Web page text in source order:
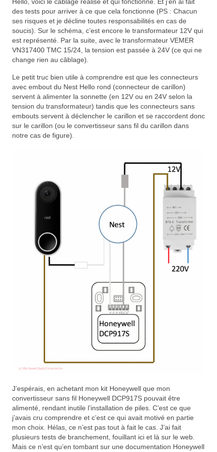
des tests pour arriver à ce que cela fonctionne (PS : Chacun
ses risques et je décline toutes responsabilités en cas de
soucis). Sur le schéma, c’est encore le transformateur 12V qui
est représenté. Par la suite, avec le transformateur VEMER
VN317400 TMC 15/24, la tension est passée à 24V (ce qui ne
change rien au câblage).
Le petit truc bien utile à comprendre est que les connecteurs
avec embout du Nest Hello rond (connecteur de carillon)
servent à alimenter la sonnette (en 12V ou en 24V selon la
tension du transformateur) tandis que les connecteurs sans
embouts servent à déclencher le carillon et se raccordent donc
sur le carillon (ou le convertisseur sans fil du carillon dans
notre cas de figure).
J’espérais, en achetant mon kit Honeywell que mon
convertisseur sans fil Honeywell DCP917S pouvait être
alimenté, rendant inutile l’installation de piles. C’est ce que
j’avais cru comprendre et c’est ce qui avait motivé en partie
mon choix. Hélas, ce n’est pas tout à fait le cas. J’ai fait
plusieurs tests de branchement, fouillant ici et là sur le web.
Mais ce n’est qu’en tombant sur une documentation Honeywell